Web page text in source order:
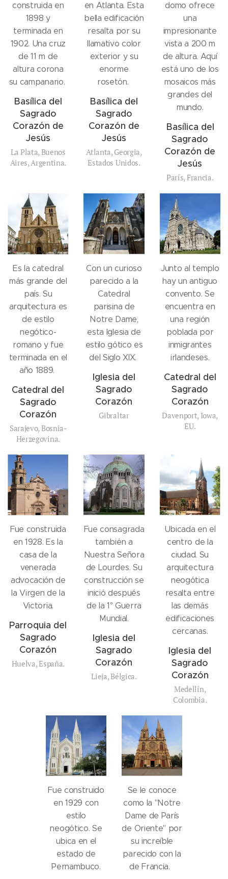
construida en
1898 y
terminada en
1902. Una cruz
de 11 m de
altura corona
su campanario.
Basílica del
Sagrado
Corazón de
Jesús
La Plata, Buenos
Aires, Argentina.
en Atlanta. Esta
bella edificación
resalta por su
llamativo color
exterior y su
enorme
rosetón.
Basílica del
Sagrado
Corazón de
Jesús
Atlanta, Georgia,
Estados Unidos.
domo ofrece
una
impresionante
vista a 200 m
de altura. Aquí
está uno de los
mosaicos más
grandes del
mundo.
Basílica del
Sagrado
Corazón de
Jesús
París, Francia.
Es la catedral
más grande del
país. Su
arquitectura es
de estilo
negótico-
romano y fue
terminada en el
año 1889.
Catedral del
Sagrado
Corazón
Sarajevo, Bosnia-
Herzegovina.
Con un curioso
parecido a la
Catedral
parisina de
Notre Dame,
esta Iglesia de
estilo gótico es
del Siglo XIX.
Iglesia del
Sagrado
Corazón
Gibraltar
Junto al templo
hay un antiguo
convento. Se
encuentra en
una región
poblada por
inmigrantes
irlandeses.
Catedral del
Sagrado
Corazón
Davenport, Iowa,
EU.
Fue construida
en 1928. Es la
casa de la
venerada
advocación de
la Virgen de la
Victoria.
Parroquia del
Sagrado
Corazón
Huelva, España.
Fue consagrada
también a
Nuestra Señora
de Lourdes. Su
construcción se
inició después
de la 1° Guerra
Mundial.
Iglesia del
Sagrado
Corazón
Lieja, Bélgica.
Ubicada en el
centro de la
ciudad. Su
arquitectura
neogótica
resalta entre
las demás
edificaciones
cercanas.
Iglesia del
Sagrado
Corazón
Medellín,
Colombia.
Fue construido
en 1929 con
estilo
neogótico. Se
ubica en el
estado de
Pernambuco.
Se le conoce
como la "Notre
Dame de París
de Oriente" por
su increíble
parecido con la
de Francia.